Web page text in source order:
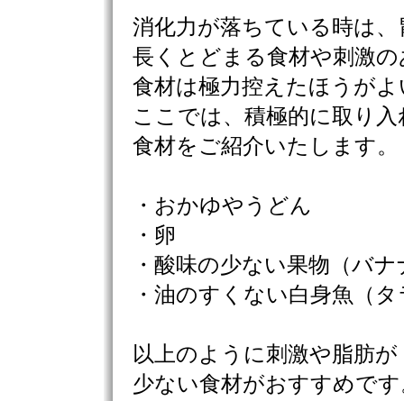
消化力が落ちている時は、
長くとどまる食材や刺激の
食材は極力控えたほうが
ここでは、積極的に取り
食材をご紹介いたします。
・おかゆやうどん
・卵
・酸味の少ない果物（バ
・油のすくない白身魚（
以上のように刺激や脂肪が
少ない食材がおすすめです